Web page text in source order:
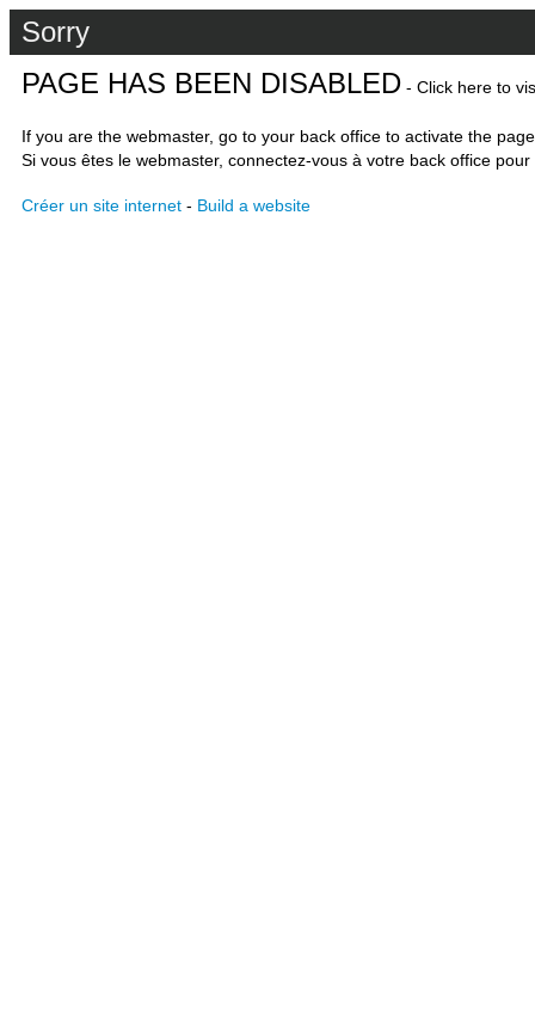
Sorry
PAGE HAS BEEN DISABLED - Click here to
If you are the webmaster, go to your back office to activate the
Si vous êtes le webmaster, connectez-vous à votre back office
Créer un site internet - Build a website